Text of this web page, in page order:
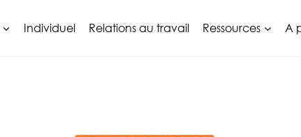
Individuel Relations au travail Ressources A